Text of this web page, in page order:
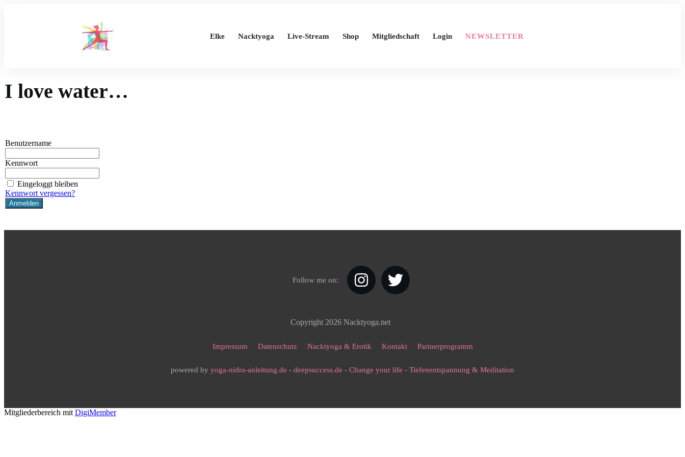
Elke Nacktyoga Live-Stream Shop Mitgliedschaft Login NEWSLETTER
I love water…
Benutzername
Kennwort
Eingeloggt bleiben
Kennwort vergessen?
Follow me on:
Copyright 2026 Nacktyoga.net
Impressum Datenschutz Nacktyoga & Erotik Kontakt Partnerprogramm
powered by yoga-nidra-anleitung.de - deepsuccess.de - Change your life - Tiefenentspannung & Meditation
Mitgliederbereich mit DigiMember